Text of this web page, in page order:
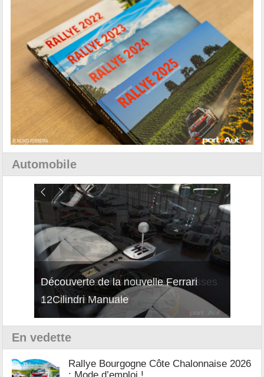
Automobile
Découverte de la nouvelle Ferrari
12Cilindri Manuale
En vedette
Rallye Bourgogne Côte Chalonnaise 2026